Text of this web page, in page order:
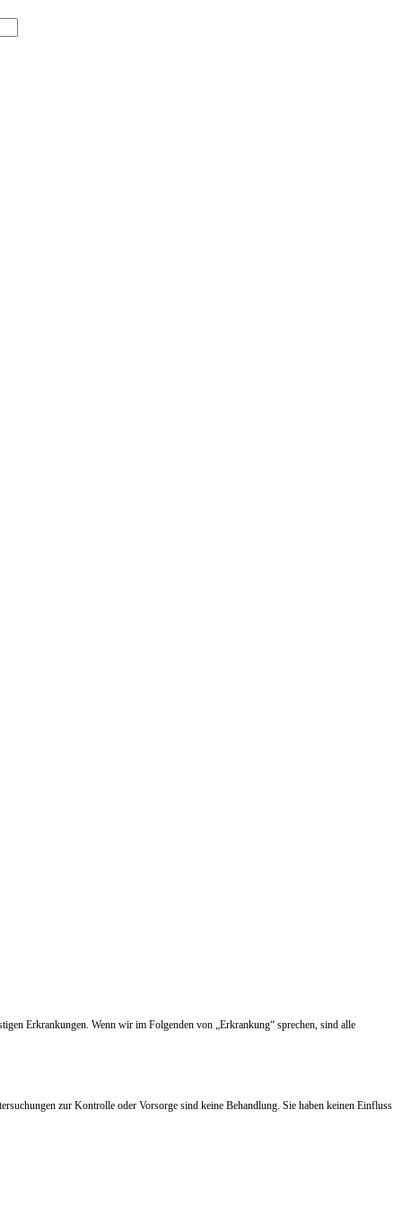
Erkrankungen. Wenn wir im Folgenden von „Erkrankung“ sprechen, sind alle
zur Kontrolle oder Vorsorge sind keine Behandlung. Sie haben keinen Einfluss